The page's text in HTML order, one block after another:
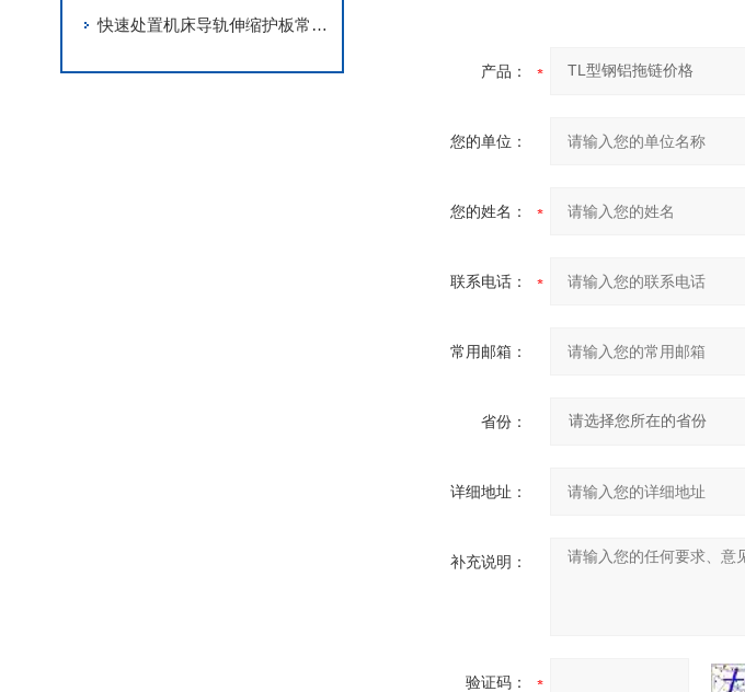
快速处置机床导轨伸缩护板常见故障是保障机床稳定运行的关键
产品：
您的单位：
您的姓名：
联系电话：
常用邮箱：
省份：
详细地址：
补充说明：
验证码：